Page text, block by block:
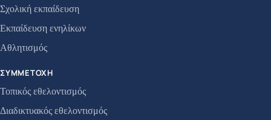
Σχολική εκπαίδευση
Εκπαίδευση ενηλίκων
Αθλητισμός
ΣΥΜΜΕΤΟΧΉ
Τοπικός εθελοντισμός
Διαδικτυακός εθελοντισμός